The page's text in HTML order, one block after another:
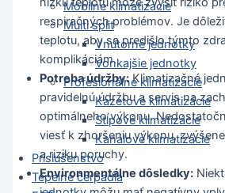
Mobilné klimatizácie
Multi split
Vnútorné jednotky
Vonkajšie jednotky
Profesionálne klimatizácie
Kazetové klimatizácie
Stĺpové klimatizácie
Kanálové klimatizácie
Príslušenstvo
Tepelné čerpadla
respiračných problémov. Je
teplotu, aby sa predišlo týmto
komplikáciám.
Potreba údržby:Klimatizačné
pravidelnú údržbu a servis na
optimálneho výkonu.
viesť k zhoršeniu výkonu,
a riziku poruchy.
Environmentálne dôsledky: